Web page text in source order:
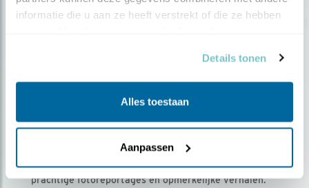
informatie die u aan ze heeft verstrekt of die ze hebben
Details tonen
Alles toestaan
Aanpassen
Ontvang 5 x Vogels voor € 36,00 per jaar
Vogels is het tijdschrift voor onze leden, met
prachtige fotoreportages en opmerkelijke verhalen.